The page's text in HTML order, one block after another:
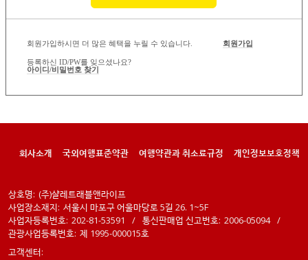
회원가입하시면 더 많은 혜택을 누릴 수 있습니다. 회원가입
등록하신 ID/PW를 잊으셨나요?
아이디/비밀번호 찾기
회사소개 국외여행표준약관 여행약관과 취소료규정 개인정보보호정책
상호명: (주)샬레트래블앤라이프
사업장소재지: 서울시 마포구 어울마당로 5길 26. 1~5F
사업자등록번호: 202-81-53591 / 통신판매업 신고번호: 2006-05094 /
관광사업등록번호: 제 1995-000015호
고객센터: